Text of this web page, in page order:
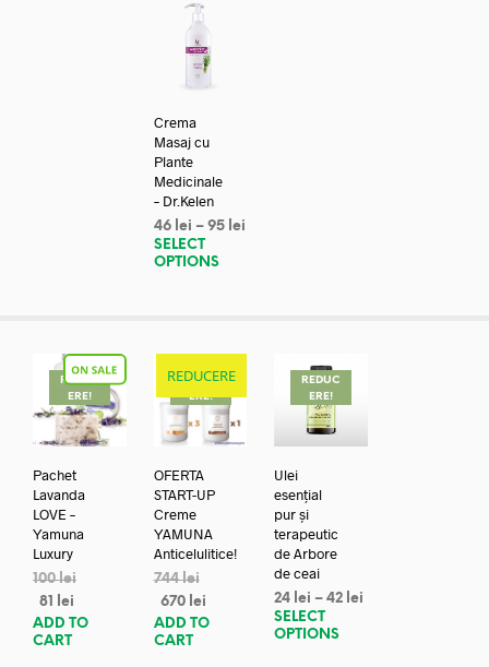
Crema
Masaj cu
Plante
Medicinale
– Dr.Kelen
46 lei – 95 lei
SELECT
OPTIONS
REDUC
ERE!
Pachet
Lavanda
LOVE –
Yamuna
Luxury
100lei
81
lei
ADD TO
CART
REDUCERE
REDUC
ERE!
OFERTA
START-UP
Creme
YAMUNA
Anticelulitice!
744lei
670 lei
ADD TO
CART
REDUC
ERE!
Ulei
esențial
pur și
terapeutic
de Arbore
de ceai
24 lei –42 lei
SELECT
OPTIONS